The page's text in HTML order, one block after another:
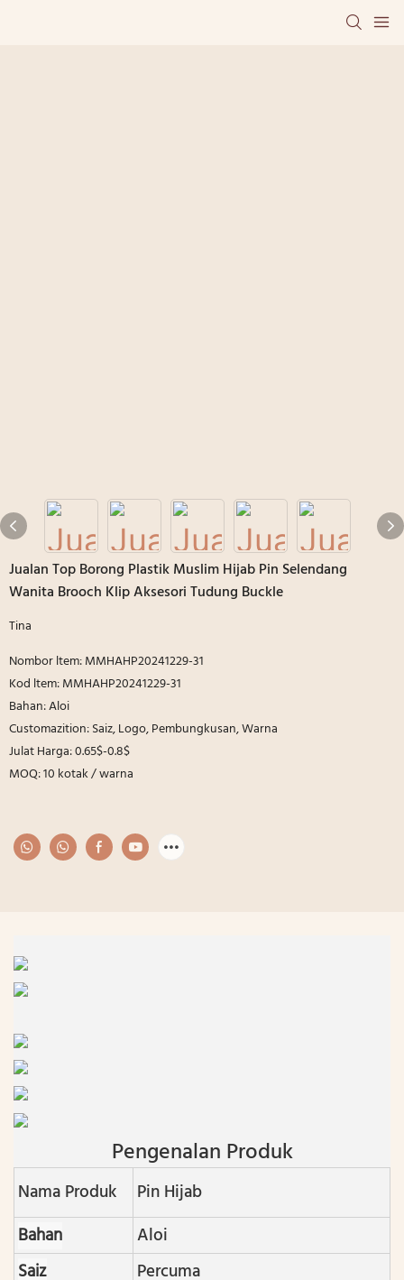
Jualan Top Borong Plastik Muslim Hijab Pin Selendang
Wanita Brooch Klip Aksesori Tudung Buckle
Tina
Nombor ltem: MMHAHP20241229-31
Kod ltem: MMHAHP20241229-31
Bahan: Aloi
Customazition: Saiz, Logo, Pembungkusan, Warna
Julat Harga: 0.65$-0.8$
MOQ: 10 kotak / warna
Pengenalan Produk
Nama Produk
Pin Hijab
Bahan
Aloi
Saiz
Percuma